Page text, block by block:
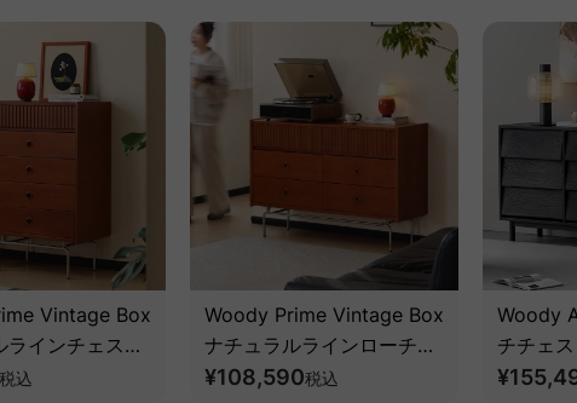
Vintage Box
ラインチェスト
ゲ材】
税込
Woody Prime Vintage Box
ナチュラルラインローチェ
スト【高級天然ツゲ材】
¥108,590税込
Woody
チチェ
イトアッ